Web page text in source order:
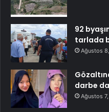
92
tarlada
Ağustos
darbe
Ağustos